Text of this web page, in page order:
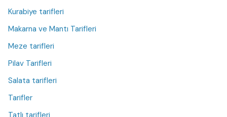
Kurabiye tarifleri
Makarna ve Mantı Tarifleri
Meze tarifleri
Pilav Tarifleri
Salata tarifleri
Tarifler
Tatlı tarifleri